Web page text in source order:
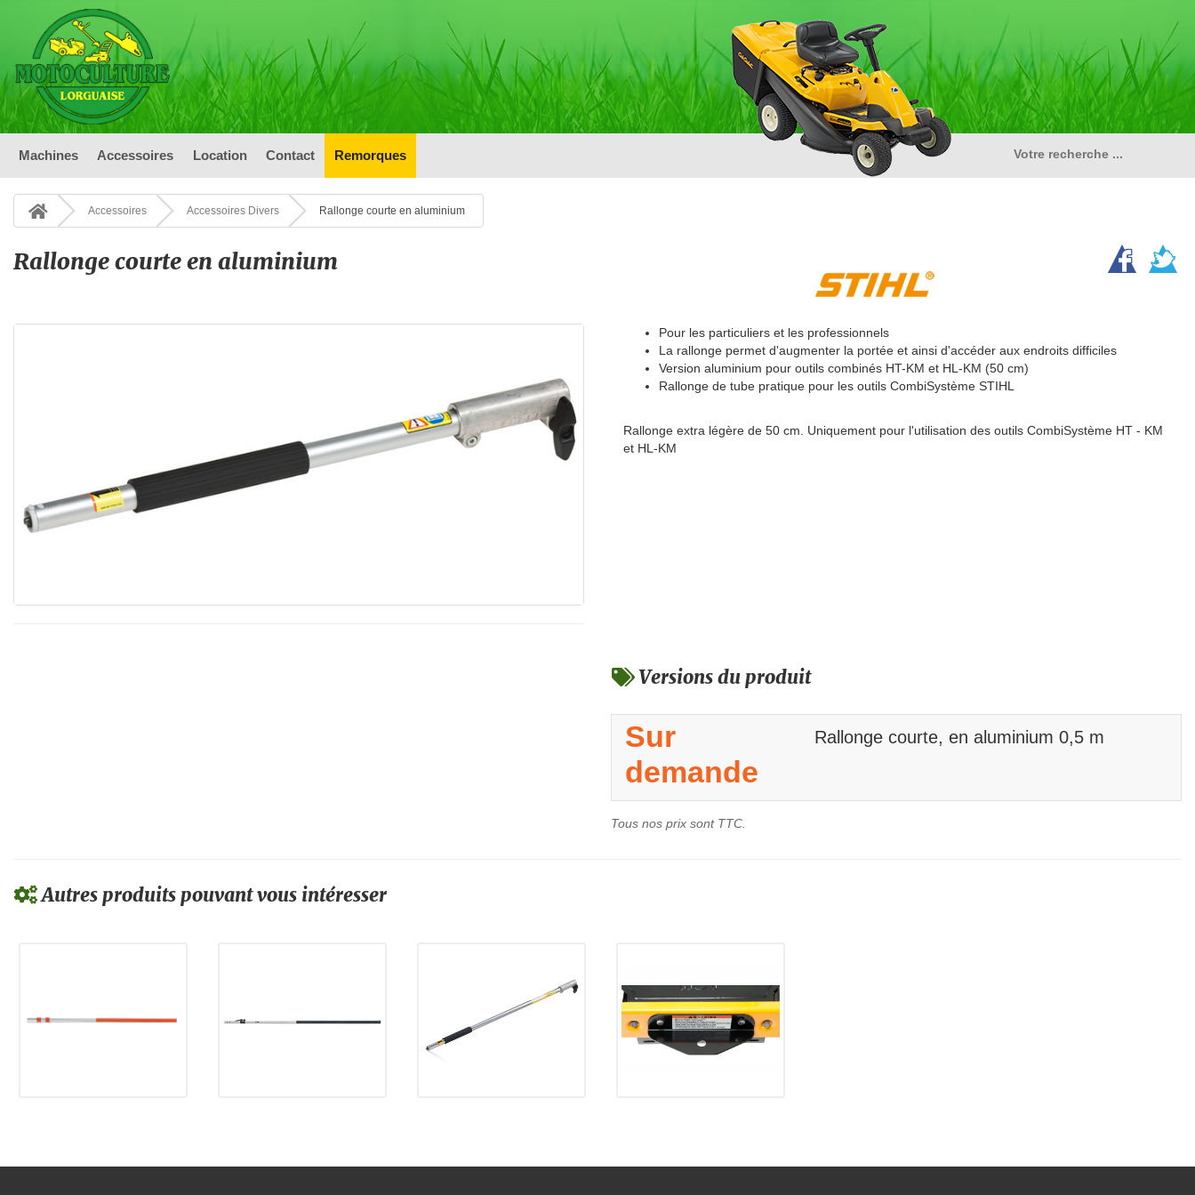
Machines Accessoires Location Contact Remorques
Accessoires Accessoires Divers Rallonge courte en aluminium
Rallonge courte en aluminium
Pour les particuliers et les professionnels
La rallonge permet d'augmenter la portée et ainsi d'accéder aux endroits difficiles
Version aluminium pour outils combinés HT-KM et HL-KM (50 cm)
Rallonge de tube pratique pour les outils CombiSystème STIHL
Rallonge extra légère de 50 cm. Uniquement pour l'utilisation des outils CombiSystème HT - KM
et HL-KM
Versions du produit
Sur
demande
Rallonge courte, en aluminium 0,5 m
Tous nos prix sont TTC.
Autres produits pouvant vous intéresser